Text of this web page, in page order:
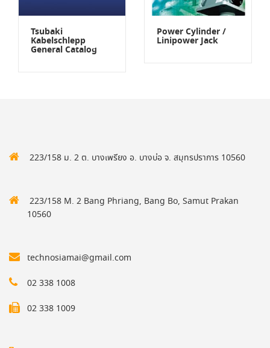
Tsubaki
Kabelschlepp
General Catalog
Power Cylinder /
Linipower Jack
223/158 ม. 2 ต. บางเพรียง อ. บางบ่อ จ. สมุทรปราการ 10560
223/158 M. 2 Bang Phriang, Bang Bo, Samut Prakan
10560
technosiamai@gmail.com
02 338 1008
02 338 1009